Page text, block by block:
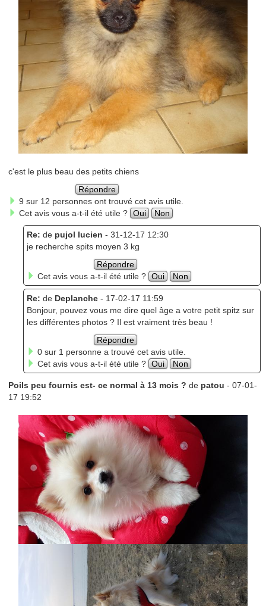
c'est le plus beau des petits chiens
Répondre
9 sur 12 personnes ont trouvé cet avis utile.
Cet avis vous a-t-il été utile ? Oui Non
Re: de pujol lucien - 31-12-17 12:30
je recherche spits moyen 3 kg
Répondre
Cet avis vous a-t-il été utile ? Oui Non
Re: de Deplanche- 17-02-17 11:59
Bonjour, pouvez vous me dire quel âge a votre petit spitz sur
les différentes photos ? Il est vraiment très beau !
Répondre
0 sur 1 personne a trouvé cet avis utile.
Cet avis vous a-t-il été utile ? Oui Non
Poils peu fournis est- ce normal à 13 mois ? de patou - 07-01-
17 19:52